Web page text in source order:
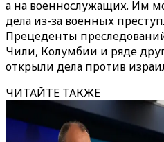
а на военнослужащих. Им
дела из-за военных
Прецеденты
Чили, Колумбии и ряде
открыли дела против
ЧИТАЙТЕ ТАКЖЕ